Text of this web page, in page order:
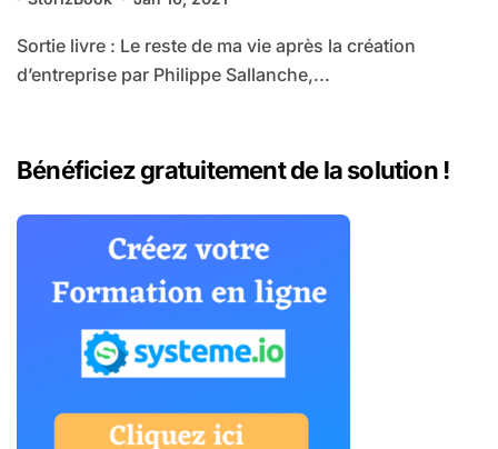
Sortie livre : Le reste de ma vie après la création
d’entreprise par Philippe Sallanche,...
Bénéficiez gratuitement de la solution !